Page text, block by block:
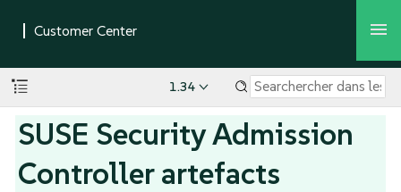
1.34
SUSE Security Admission
Controller artefacts